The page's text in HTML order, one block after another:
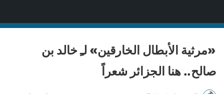
«مرثية الأبطال الخارقين» لـِ خالد بن
صالح.. هنا الجزائر شعراً